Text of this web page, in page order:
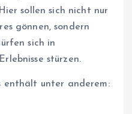
sollen sich nicht nur
gönnen, sondern
sich in
stürzen.
enthält unter anderem: